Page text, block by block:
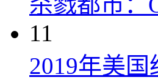
11
2019年美